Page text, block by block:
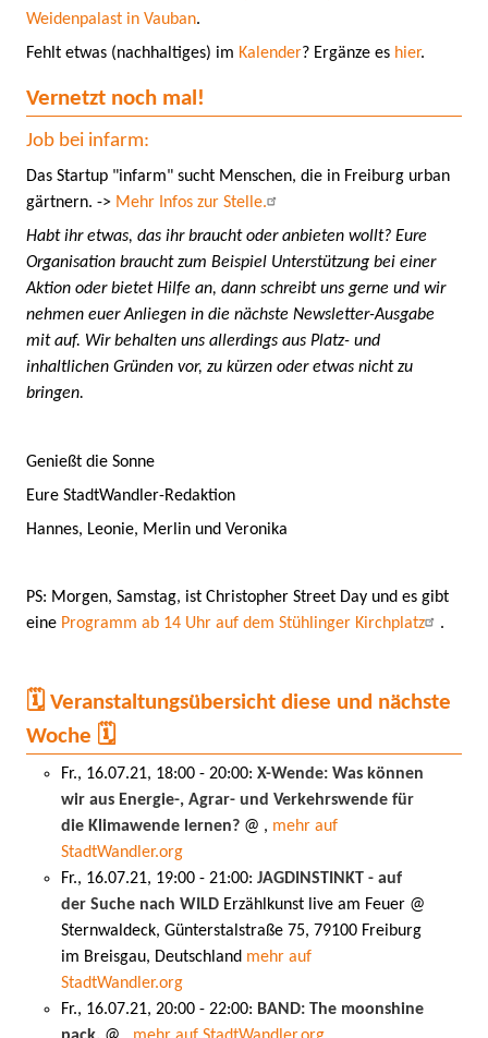
Weidenpalast in Vauban.
Fehlt etwas (nachhaltiges) im Kalender? Ergänze es hier.
Vernetzt noch mal!
Job bei infarm:
Das Startup "infarm" sucht Menschen, die in Freiburg urban
gärtnern. -> Mehr Infos zur Stelle.
Habt ihr etwas, das ihr braucht oder anbieten wollt? Eure
Organisation braucht zum Beispiel Unterstützung bei einer
Aktion oder bietet Hilfe an, dann schreibt uns gerne und wir
nehmen euer Anliegen in die nächste Newsletter-Ausgabe
mit auf. Wir behalten uns allerdings aus Platz- und
inhaltlichen Gründen vor, zu kürzen oder etwas nicht zu
bringen.
Genießt die Sonne
Eure StadtWandler-Redaktion
Hannes, Leonie, Merlin und Veronika
PS: Morgen, Samstag, ist Christopher Street Day und es gibt
eine Programm ab 14 Uhr auf dem Stühlinger Kirchplatz .
🗓️ Veranstaltungsübersicht diese und nächste
Woche 🗓️
Fr., 16.07.21, 18:00 - 20:00: X-Wende: Was können
wir aus Energie-, Agrar- und Verkehrswende für
die Klimawende lernen? @ , mehr auf
StadtWandler.org
Fr., 16.07.21, 19:00 - 21:00: JAGDINSTINKT - auf
der Suche nach WILD Erzählkunst live am Feuer @
Sternwaldeck, Günterstalstraße 75, 79100 Freiburg
im Breisgau, Deutschland mehr auf
StadtWandler.org
Fr., 16.07.21, 20:00 - 22:00: BAND: The moonshine